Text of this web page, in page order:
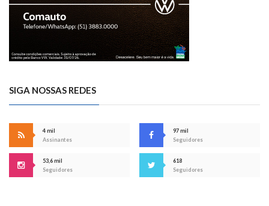
SIGA NOSSAS REDES
4 mil
Assinantes
97 mil
Seguidores
53,6 mil
Seguidores
618
Seguidores